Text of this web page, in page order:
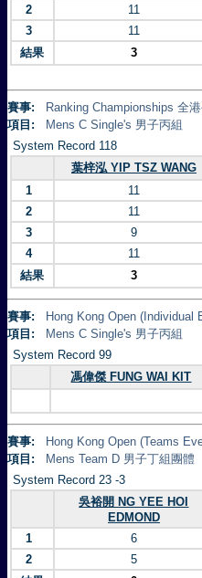
2
11
3
11
結果
3
賽事:
Ranking Championships 全
項目:
Mens C Single's 男子丙組
System Record 118
葉梓泓 YIP TSZ WANG
1
11
2
11
3
9
4
11
結果
3
賽事:
Hong Kong Open (Individual
項目:
Mens C Single's 男子丙組
System Record 99
馮偉傑 FUNG WAI KIT
賽事:
Hong Kong Open (Teams
項目:
Mens Team D 男子丁組團體
System Record 23 -3
吳裕開 NG YEE HOI
EDMOND
1 6
2
5